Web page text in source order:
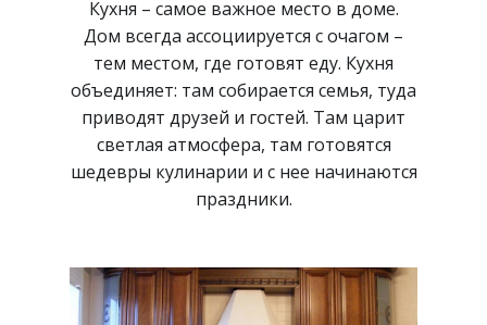
Кухня – самое важное место в доме.
Дом всегда ассоциируется с очагом –
тем местом, где готовят еду. Кухня
объединяет: там собирается семья, туда
приводят друзей и гостей. Там царит
светлая атмосфера, там готовятся
шедевры кулинарии и с нее начинаются
праздники.